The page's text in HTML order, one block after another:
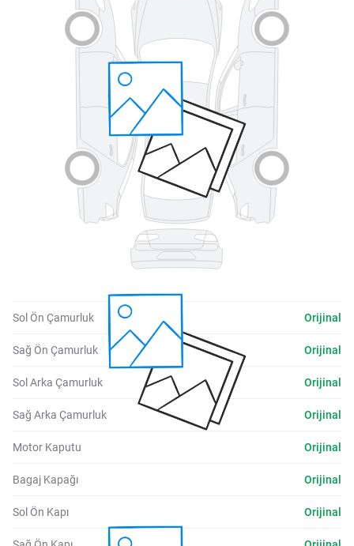
Sol Ön Çamurluk Orijinal
Sağ Ön Çamurluk Orijinal
Sol Arka Çamurluk Orijinal
Sağ Arka Çamurluk Orijinal
Motor Kaputu Orijinal
Bagaj Kapağı Orijinal
Sol Ön Kapı Orijinal